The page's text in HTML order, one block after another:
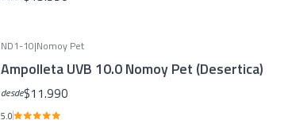
ND1-10|Nomoy Pet
Ampolleta UVB 10.0 Nomoy Pet (Desertica)
desde$11.990
5.0